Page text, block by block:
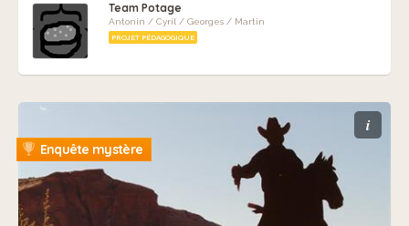
Team Potage
Antonin / Cyril / Georges / Martin
PROJET PÉDAGOGIQUE
i
Enquête mystère